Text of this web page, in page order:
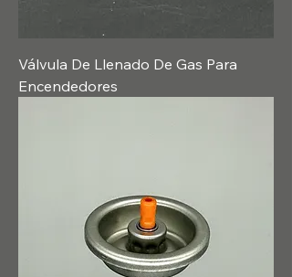
Válvula De Llenado De Gas Para
Encendedores